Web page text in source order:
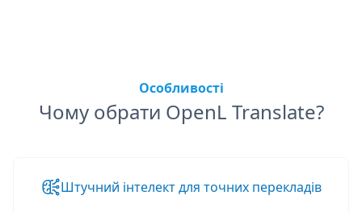
Особливості
Чому обрати OpenL Translate?
Штучний інтелект для точних перекладів